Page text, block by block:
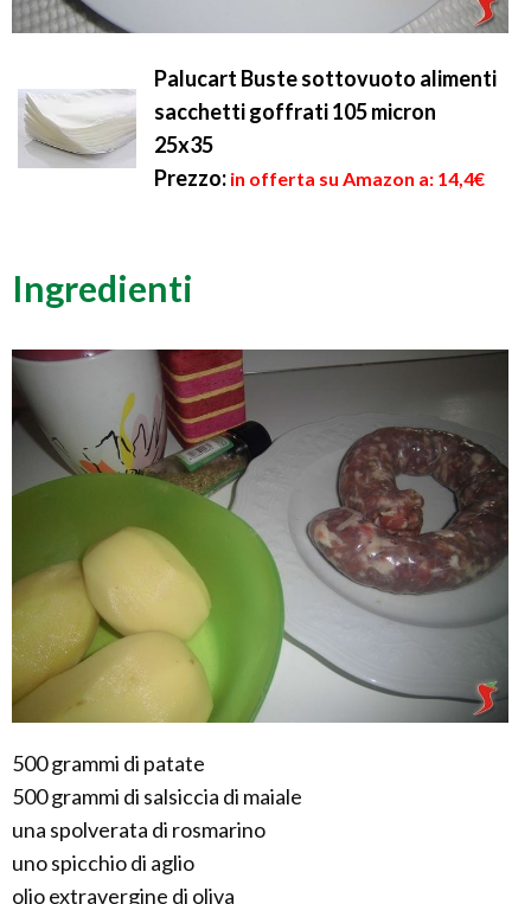
Palucart Buste sottovuoto alimenti
sacchetti goffrati 105 micron
25x35
Prezzo: in offerta su Amazon a: 14,4€
Ingredienti
500 grammi di patate
500 grammi di salsiccia di maiale
una spolverata di rosmarino
uno spicchio di aglio
olio extravergine di oliva